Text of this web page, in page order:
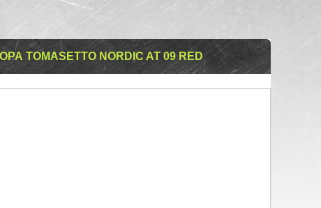
TOMASETTO NORDIC AT 09 RED